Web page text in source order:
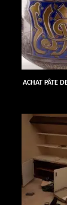
ACHAT PÂTE